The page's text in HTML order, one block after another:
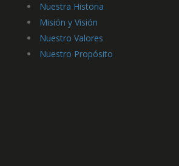
Nuestra Historia
Misión y Visión
Nuestro Valores
Nuestro Propósito